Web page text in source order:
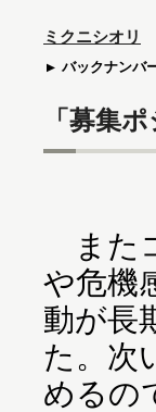
ミクニシオリ
バックナンバ
「募集
また
や危機
動が長
た。次
めるの